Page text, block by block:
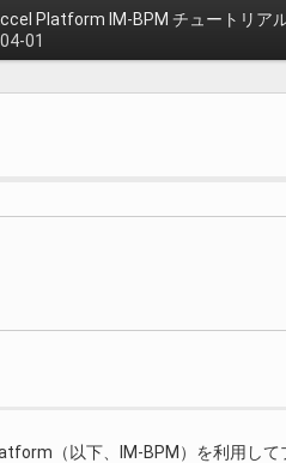
Platform IM-BPM チュートリア
01
（以下、IM-BPM）を利用し